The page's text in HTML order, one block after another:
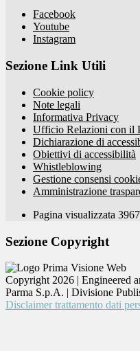
Facebook
Youtube
Instagram
Sezione Link Utili
Cookie policy
Note legali
Informativa Privacy
Ufficio Relazioni con il
Dichiarazione di
Obiettivi di accessibilità
Whistleblowing
Gestione consensi
Amministrazione
Pagina visualizzata
Sezione Copyright
Copyright 2026 | Engineered
Parma S.p.A. | Divisione
Disclaimer trattamento dati